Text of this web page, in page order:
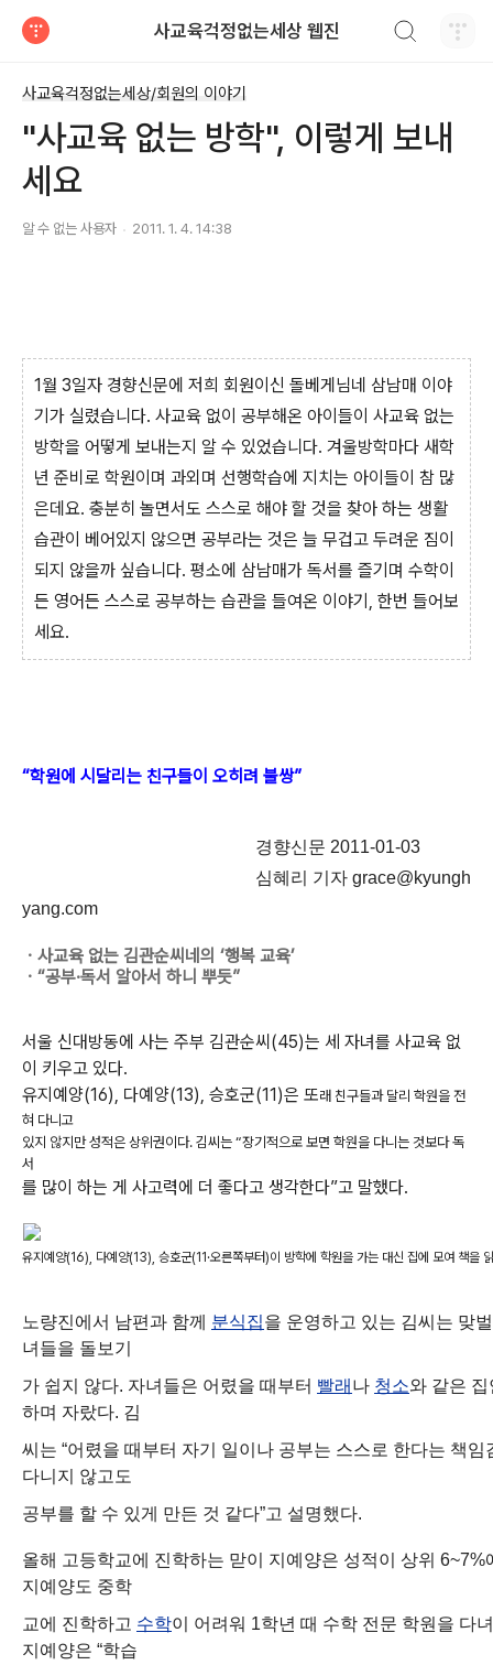
사교육걱정없는세상 웹진
사교육걱정없는세상/회원의 이야기
"사교육 없는 방학", 이렇게 보내
세요
알 수 없는 사용자 2011. 1. 4. 14:38
1월 3일자 경향신문에 저희 회원이신 돌베게님네 삼남매 이야
기가 실렸습니다. 사교육 없이 공부해온 아이들이 사교육 없는
방학을 어떻게 보내는지 알 수 있었습니다. 겨울방학마다 새학
년 준비로 학원이며 과외며 선행학습에 지치는 아이들이 참 많
은데요. 충분히 놀면서도 스스로 해야 할 것을 찾아 하는 생활
습관이 베어있지 않으면 공부라는 것은 늘 무겁고 두려운 짐이
되지 않을까 싶습니다. 평소에 삼남매가 독서를 즐기며 수학이
든 영어든 스스로 공부하는 습관을 들여온 이야기, 한번 들어보
세요.
“학원에 시달리는 친구들이 오히려 불쌍”
경향신문 2011-01-03
심혜리 기자 grace@kyungh
yang.com
ㆍ사교육 없는 김관순씨네의 ‘행복 교육’
ㆍ“공부·독서 알아서 하니 뿌듯”
서울 신대방동에 사는 주부 김관순씨(45)는 세 자녀를 사교육 없
이 키우고 있다.
유지예양(16), 다예양(13), 승호군(11)은 또래 친구들과 달리 학원을 전
혀 다니고
있지 않지만 성적은 상위권이다. 김씨는 “장기적으로 보면 학원을 다니는 것보다 독
서
를 많이 하는 게 사고력에 더 좋다고 생각한다”고 말했다.
유지예양(16), 다예양(13), 승호군(11·오른쪽부터)이 방학에 학원을 가는 대신 집에 모여 책을
노량진에서 남편과 함께 분식집을 운영하고 있는 김씨는 맞
녀들을 돌보기
가 쉽지 않다. 자녀들은 어렸을 때부터 빨래 나 청소와 같은
하며 자랐다. 김
씨는 “어렸을 때부터 자기 일이나 공부는 스스로 한다는 책임
다니지 않고도
공부를 할 수 있게 만든 것 같다”고 설명했다.
올해 고등학교에 진학하는 맏이 지예양은 성적이 상위 6~7%
지예양도 중학
교에 진학하고 수학이 어려워 1학년 때 수학 전문 학원을 다
지예양은 “학습